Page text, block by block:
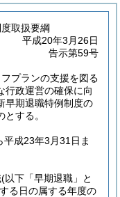
取扱要綱
平成20年3月26日
告示第59号
プランの支援を図る
行政運営の確保に向
早期退職特例制度の
する。
成23年3月31日ま
(以下「早期退職」と
る日の属する年度の